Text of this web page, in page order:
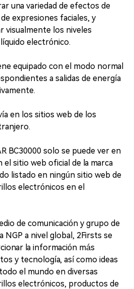
una variedad de efectos de
expresiones faciales, y
visualmente los niveles
electrónico.
equipado con el modo normal
a salidas de energía
en los sitios web de los
BC30000 solo se puede ver en
el sitio web oficial de la marca
listado en ningún sitio web de
electrónicos en el
de comunicación y grupo de
a nivel global, 2Firsts se
la información más
y tecnología, así como ideas
el mundo en diversas
electrónicos, productos de